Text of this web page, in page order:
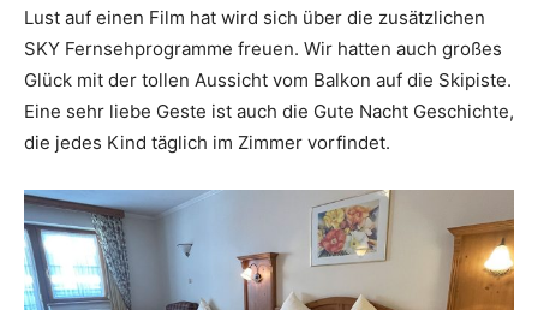
Lust auf einen Film hat wird sich über die zusätzlichen
SKY Fernsehprogramme freuen. Wir hatten auch großes
Glück mit der tollen Aussicht vom Balkon auf die Skipiste.
Eine sehr liebe Geste ist auch die Gute Nacht Geschichte,
die jedes Kind täglich im Zimmer vorfindet.